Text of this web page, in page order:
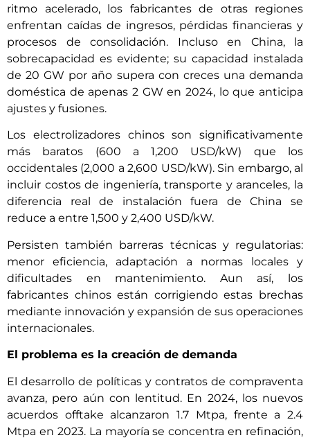
ritmo acelerado, los fabricantes de otras regiones
enfrentan caídas de ingresos, pérdidas financieras y
procesos de consolidación. Incluso en China, la
sobrecapacidad es evidente; su capacidad instalada
de 20 GW por año supera con creces una demanda
doméstica de apenas 2 GW en 2024, lo que anticipa
ajustes y fusiones.
Los electrolizadores chinos son significativamente
más baratos (600 a 1,200 USD/kW) que los
occidentales (2,000 a 2,600 USD/kW). Sin embargo, al
incluir costos de ingeniería, transporte y aranceles, la
diferencia real de instalación fuera de China se
reduce a entre 1,500 y 2,400 USD/kW.
Persisten también barreras técnicas y regulatorias:
menor eficiencia, adaptación a normas locales y
dificultades en mantenimiento. Aun así, los
fabricantes chinos están corrigiendo estas brechas
mediante innovación y expansión de sus operaciones
internacionales.
El problema es la creación de demanda
El desarrollo de políticas y contratos de compraventa
avanza, pero aún con lentitud. En 2024, los nuevos
acuerdos offtake alcanzaron 1.7 Mtpa, frente a 2.4
Mtpa en 2023. La mayoría se concentra en refinación,